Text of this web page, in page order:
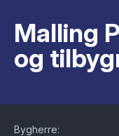
Malling
og
Bygherre: